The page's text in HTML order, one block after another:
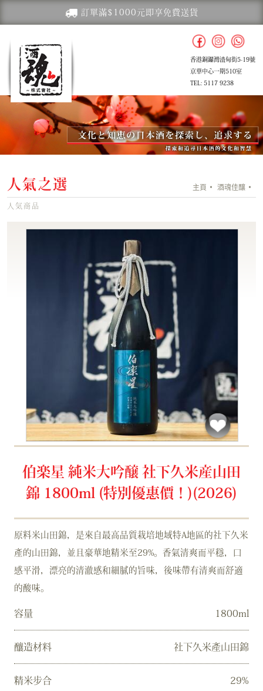
訂單滿$1000元即享免費送貨
香港銅鑼灣渣甸街5-19號
京華中心一期510室
TEL: 5117 9238
人氣之選 主頁 酒魂佳釀
人気商品
伯楽星 純米大吟醸 社下久米産山田
錦 1800ml (特別優惠價！)(2026)
原料米山田錦，是來自最高品質栽培地域特A地區的社下久米
產的山田錦，並且豪華地精米至29%。香氣清爽而平穩，口
感平滑，漂亮的清澈感和細膩的旨味，後味帶有清爽而舒適
的酸味。
容量 1800ml
釀造材料 社下久米產山田錦
精米步合 29%